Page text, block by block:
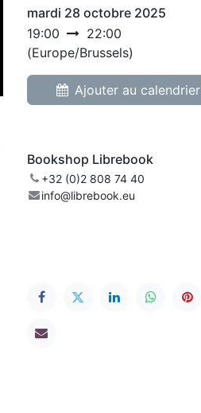
mardi 28 octobre 2025
19:00
22:00
(Europe/Brussels)
Ajouter au calendrier
Bookshop Librebook
+32 (0)2 808 74 40
info@librebook.eu